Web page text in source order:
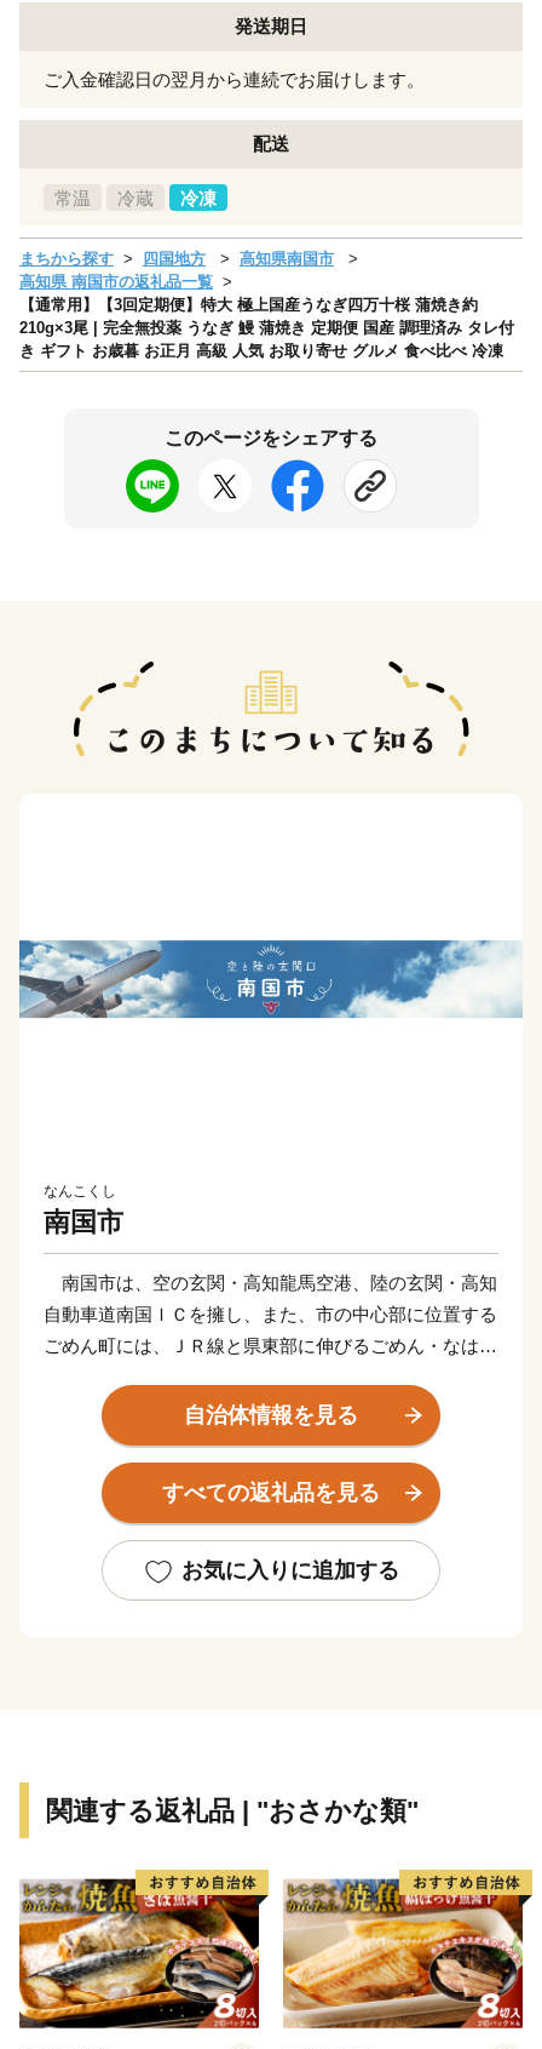
発送期日
ご入金確認日の翌月から連続でお届けします。
配送
常温 冷蔵 冷凍
まちから探す 四国地方
高知県南国市
高知県 南国市の返礼品一覧
【通常用】【3回定期便】特大 極上国産うなぎ四万十桜 蒲焼き約
210g×3尾 | 完全無投薬 うなぎ 鰻 蒲焼き 定期便 国産 調理済み タレ付
き ギフト お歳暮 お正月 高級 人気 お取り寄せ グルメ 食べ比べ 冷凍
このページをシェアする
なんこくし
南国市
南国市は、空の玄関・高知龍馬空港、陸の玄関・高知
自動車道南国ＩＣを擁し、また、市の中心部に位置する
ごめん町には、ＪＲ線と県東部に伸びるごめん・なはり
面電車の始発駅「ごめん町駅」などがあり、土佐の旅の
玄関口として大きな役割を果たしています。
かつて土佐の国庁として栄えてきたこの街には、いに
しえの息吹を伝える多くの歴史遺産が点在し、土佐の稲
日本一の施設園芸野菜などが、豊かな食の実りを育んで
います。
自治体情報を見る
すべての返礼品を見る
お気に入りに追加する
関連する返礼品 | "おさかな類"